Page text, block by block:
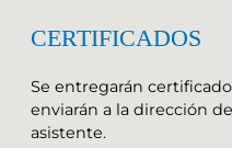
CERTIFICADOS
Se entregarán
enviarán a la dirección
asistente.